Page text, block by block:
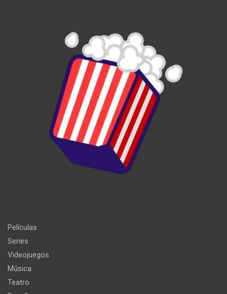
Películas
Series
Videojuegos
Música
Teatro